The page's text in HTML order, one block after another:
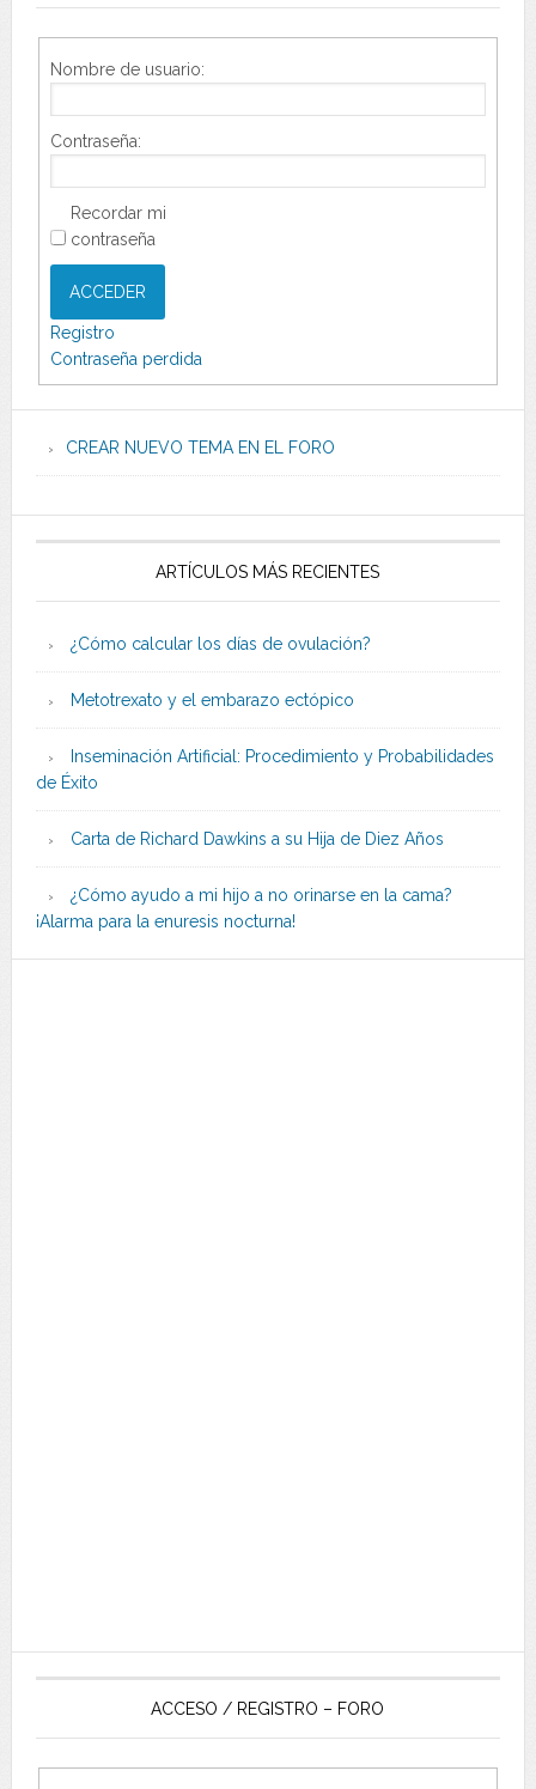
Nombre de usuario:
Contraseña:
Recordar mi
contraseña
ACCEDER
Registro
Contraseña perdida
CREAR NUEVO TEMA EN EL FORO
ARTÍCULOS MÁS RECIENTES
¿Cómo calcular los días de ovulación?
Metotrexato y el embarazo ectópico
Inseminación Artificial: Procedimiento y Probabilidades
de Éxito
Carta de Richard Dawkins a su Hija de Diez Años
¿Cómo ayudo a mi hijo a no orinarse en la cama?
¡Alarma para la enuresis nocturna!
ACCESO / REGISTRO – FORO